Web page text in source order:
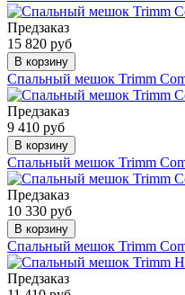
Предзаказ
15 820 руб
В корзину
Спальный мешок Trimm
Предзаказ
9 410 руб
В корзину
Спальный мешок Trimm
Предзаказ
10 330 руб
В корзину
Спальный мешок Trimm
Предзаказ